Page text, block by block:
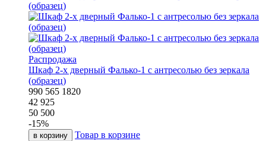
Распродажа
Шкаф 2-х дверный Фалько-1 с антресолью без зеркала
(образец)
990 565 1820
42 925
50 500
-15%
в корзину Товар в корзине